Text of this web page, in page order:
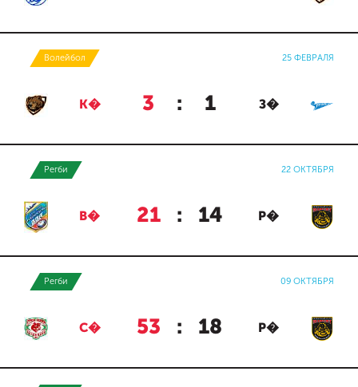
Волейбол 25 ФЕВРАЛЯ
К� 3 : 1 З�
Регби 22 ОКТЯБРЯ
В� 21 : 14 Р�
Регби 09 ОКТЯБРЯ
С� 53 : 18 Р�